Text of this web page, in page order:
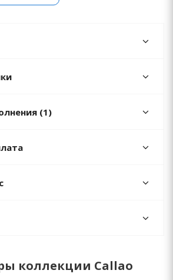
(1)
коллекции Callao